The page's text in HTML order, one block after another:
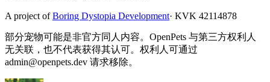
A project ofBoring Dystopia Development· KVK 42114878
部分宠物可能是非官方同人内容。OpenPets 与第三方权利人
无关联，也不代表获得其认可。权利人可通过
admin@openpets.dev 请求移除。